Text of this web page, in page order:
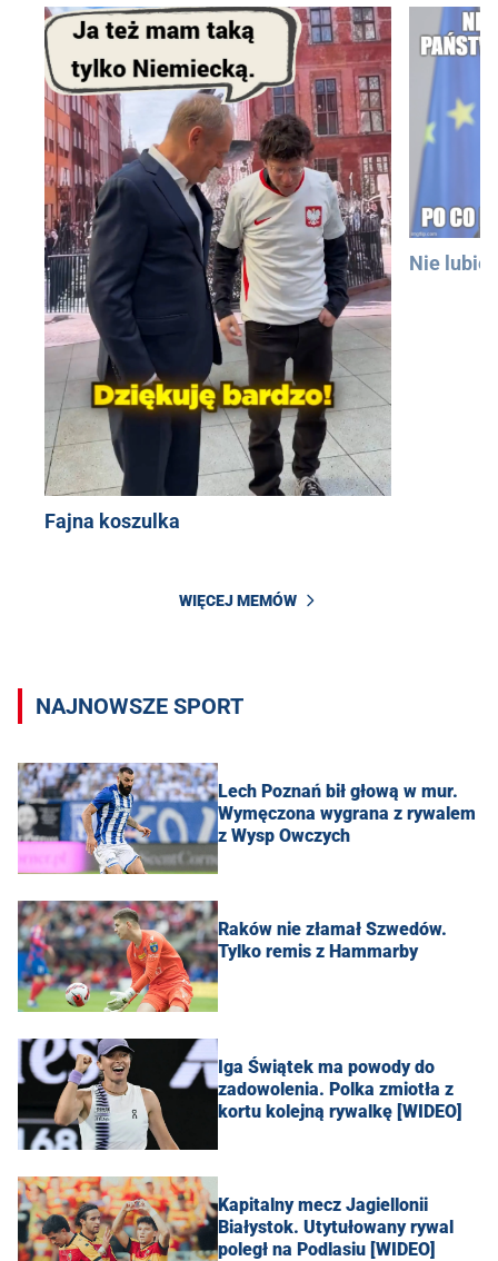
Fajna koszulka
Nie lubię
WIĘCEJ MEMÓW
NAJNOWSZE SPORT
Lech Poznań bił głową w mur.
Wymęczona wygrana z rywalem
z Wysp Owczych
Raków nie złamał Szwedów.
Tylko remis z Hammarby
Iga Świątek ma powody do
zadowolenia. Polka zmiotła z
kortu kolejną rywalkę [WIDEO]
Kapitalny mecz Jagiellonii
Białystok. Utytułowany rywal
poległ na Podlasiu [WIDEO]